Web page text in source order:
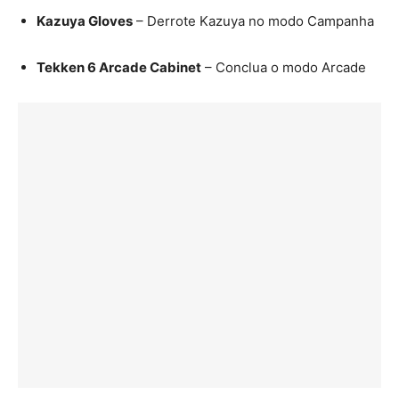
Kazuya Gloves – Derrote Kazuya no modo Campanha
Tekken 6 Arcade Cabinet – Conclua o modo Arcade